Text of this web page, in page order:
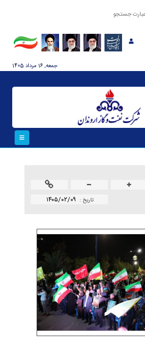
جمعه, 16 مرداد 1405
تاريخ : ۱۴۰۵/۰۲/۰۹